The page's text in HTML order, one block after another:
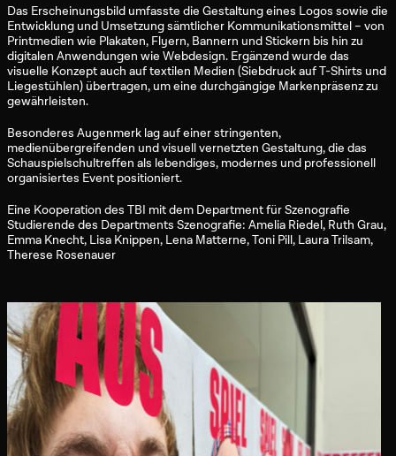
Das Erscheinungsbild umfasste die Gestaltung eines Logos sowie die
Entwicklung und Umsetzung sämtlicher Kommunikationsmittel – von
Printmedien wie Plakaten, Flyern, Bannern und Stickern bis hin zu
digitalen Anwendungen wie Webdesign. Ergänzend wurde das
visuelle Konzept auch auf textilen Medien (Siebdruck auf T-Shirts und
Liegestühlen) übertragen, um eine durchgängige Markenpräsenz zu
gewährleisten.
Besonderes Augenmerk lag auf einer stringenten,
medienübergreifenden und visuell vernetzten Gestaltung, die das
Schauspielschultreffen als lebendiges, modernes und professionell
organisiertes Event positioniert.
Eine Kooperation des TBI mit dem Department für Szenografie
Studierende des Departments Szenografie: Amelia Riedel, Ruth Grau,
Emma Knecht, Lisa Knippen, Lena Matterne, Toni Pill, Laura Trilsam,
Therese Rosenauer